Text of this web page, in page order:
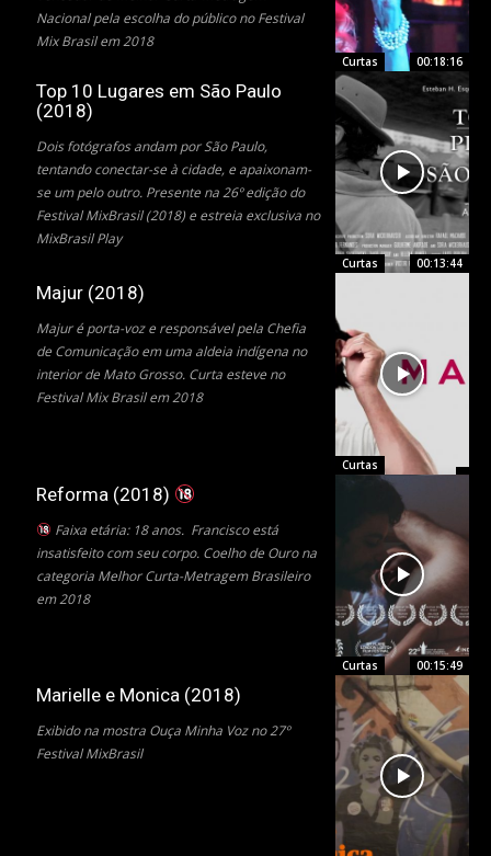
Curtas 00:18:16
Nacional pela escolha do público no Festival
Mix Brasil em 2018
Curtas 00:13:44
Top 10 Lugares em São Paulo
(2018)
Dois fotógrafos andam por São Paulo,
tentando conectar-se à cidade, e apaixonam-
se um pelo outro. Presente na 26º edição do
Festival MixBrasil (2018) e estreia exclusiva no
MixBrasil Play
Curtas
Majur (2018)
Majur é porta-voz e responsável pela Chefia
de Comunicação em uma aldeia indígena no
interior de Mato Grosso. Curta esteve no
Festival Mix Brasil em 2018
Curtas 00:15:49
Reforma (2018)
Faixa etária: 18 anos. Francisco está
insatisfeito com seu corpo. Coelho de Ouro na
categoria Melhor Curta-Metragem Brasileiro
em 2018
Marielle e Monica (2018)
Exibido na mostra Ouça Minha Voz no 27º
Festival MixBrasil